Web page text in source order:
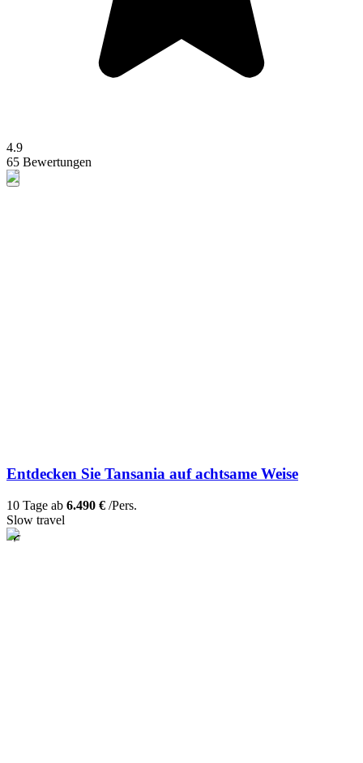
4.9
65 Bewertungen
Entdecken Sie Tansania auf achtsame Weise
10 Tage ab 6.490 € /Pers.
Slow travel